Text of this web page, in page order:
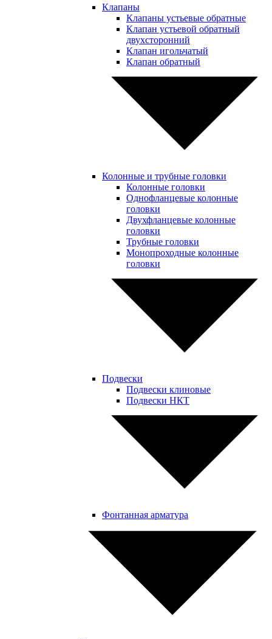
Клапаны
Клапаны устьевые обратные
Клапан устьевой обратный
двухсторонний
Клапан игольчатый
Клапан обратный
Колонные и трубные головки
Колонные головки
Однофланцевые колонные
головки
Двухфланцевые колонные
головки
Трубные головки
Монопроходные колонные
головки
Подвески
Подвески клиновые
Подвески НКТ
Фонтанная арматура